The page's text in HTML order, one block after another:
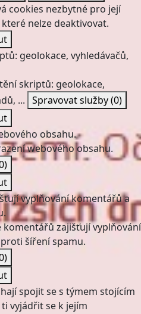
cookies nezbytné pro její
nelze deaktivovat.
geolokace, vyhledávačů,
skriptů: geolokace,
... Spravovat služby(0)
obsahu.
webového obsahu.
vyplňování komentářů a
komentářů zajišťují vyplňování
šíření spamu.
spojit se s týmem stojícím
vyjádřit se k jejím